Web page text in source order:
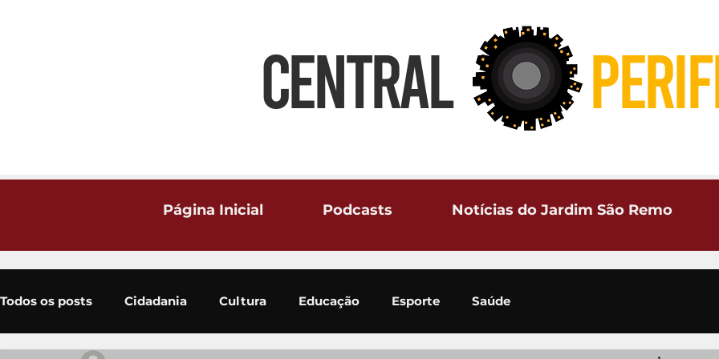
CENTRAL
Página Inicial Podcasts Notícias do Jardim São Remo
Todos os posts Cidadania Cultura Educação Esporte Saúde